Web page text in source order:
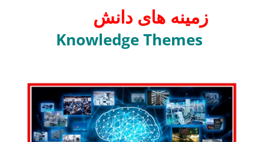
زمینه های دانش
Knowledge Themes